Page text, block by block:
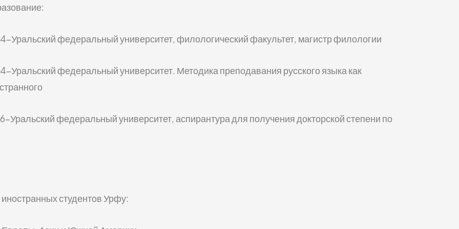
Уральский федеральный университет, филологический факультет, магистр филологии
Уральский федеральный университет. Методика преподавания русского языка как
Уральский федеральный университет, аспирантура для получения докторской степени по
студентов Урфу: